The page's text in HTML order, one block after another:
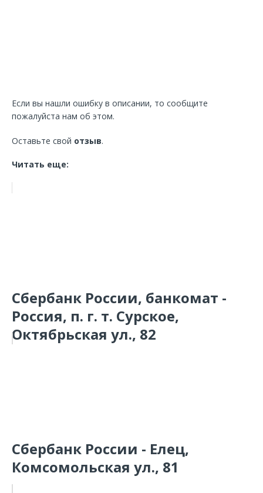
Если вы нашли ошибку в описании, то сообщите
пожалуйста нам об этом.
Оставьте свой отзыв.
Читать еще:
Сбербанк России, банкомат -
Россия, п. г. т. Сурское,
Октябрьская ул., 82
Сбербанк России - Елец,
Комсомольская ул., 81